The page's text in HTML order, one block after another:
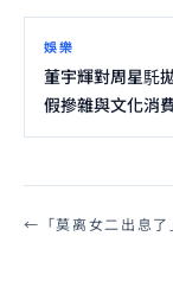
娛樂
董宇輝對周星馲
假摻雜與文化消
← 「莫离女二出息